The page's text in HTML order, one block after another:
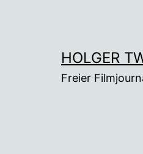
HOLGER
Freier